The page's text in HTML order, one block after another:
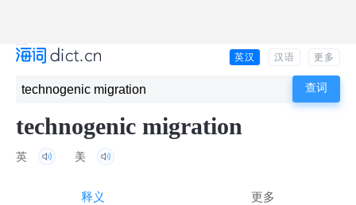
英汉 汉语 更多
technogenic migration
英 美
释义 更多